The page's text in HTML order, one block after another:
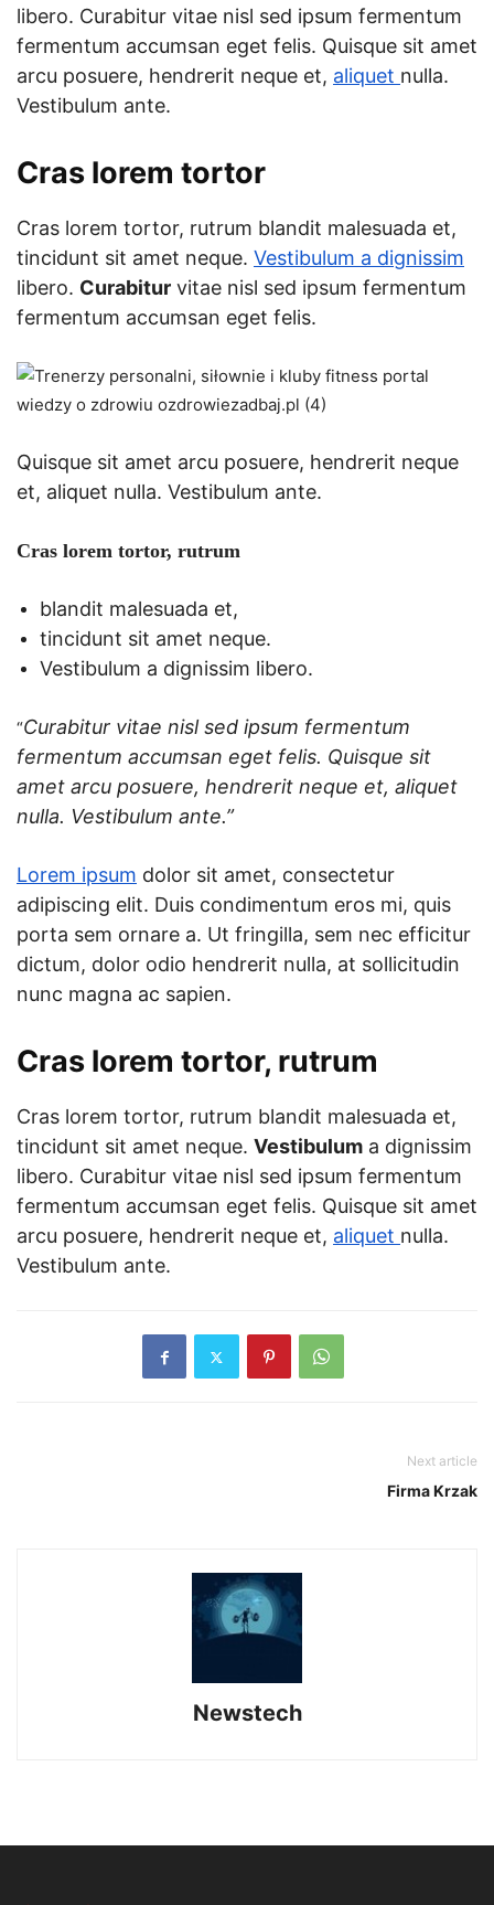
libero. Curabitur vitae nisl sed ipsum fermentum
fermentum accumsan eget felis. Quisque sit amet
arcu posuere, hendrerit neque et, aliquet nulla.
Vestibulum ante.
Cras lorem tortor
Cras lorem tortor, rutrum blandit malesuada et,
tincidunt sit amet neque. Vestibulum a dignissim
libero. Curabitur vitae nisl sed ipsum fermentum
fermentum accumsan eget felis.
Quisque sit amet arcu posuere, hendrerit neque
et, aliquet nulla. Vestibulum ante.
Cras lorem tortor, rutrum
blandit malesuada et,
tincidunt sit amet neque.
Vestibulum a dignissim libero.
“Curabitur vitae nisl sed ipsum fermentum
fermentum accumsan eget felis. Quisque sit
amet arcu posuere, hendrerit neque et, aliquet
nulla. Vestibulum ante.”
Lorem ipsum dolor sit amet, consectetur
adipiscing elit. Duis condimentum eros mi, quis
porta sem ornare a. Ut fringilla, sem nec efficitur
dictum, dolor odio hendrerit nulla, at sollicitudin
nunc magna ac sapien.
Cras lorem tortor, rutrum
Cras lorem tortor, rutrum blandit malesuada et,
tincidunt sit amet neque. Vestibulum a dignissim
libero. Curabitur vitae nisl sed ipsum fermentum
fermentum accumsan eget felis. Quisque sit amet
arcu posuere, hendrerit neque et, aliquet nulla.
Vestibulum ante.
Next article
Firma Krzak
Newstech